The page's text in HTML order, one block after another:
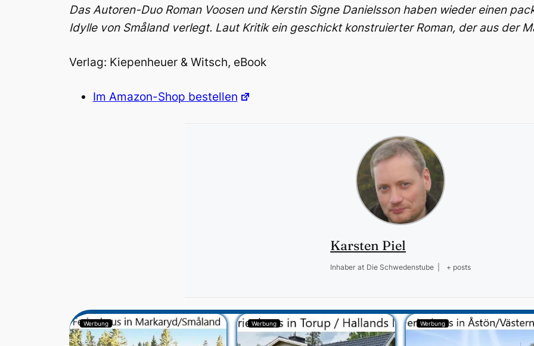
Das Autoren-Duo Roman Voosen und Kerstin Signe Danielsson haben wieder einen
Idylle von Småland verlegt. Laut Kritik ein geschickt konstruierter Roman, der aus der
Verlag: Kiepenheuer & Witsch, eBook
Im Amazon-Shop bestellen
Karsten Piel
Inhaber at Die Schwedenstube + posts
Werbung Werbung Werbung